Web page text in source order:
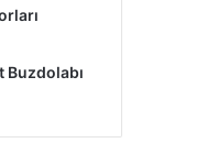
Buzdolabı